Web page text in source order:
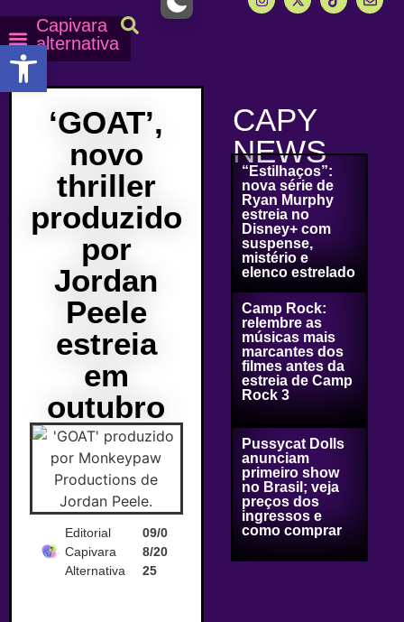
Capivara
alternativa
‘GOAT’,
novo
thriller
produzido
por
Jordan
Peele
estreia
em
outubro
Editorial
Capivara
Alternativa
09/0
8/20
25
CAPY
NEWS
“Estilhaços”:
nova série de
Ryan Murphy
estreia no
Disney+ com
suspense,
mistério e
elenco estrelado
Camp Rock:
relembre as
músicas mais
marcantes dos
filmes antes da
estreia de Camp
Rock 3
Pussycat Dolls
anunciam
primeiro show
no Brasil; veja
preços dos
ingressos e
como comprar
Abrir a barra de ferramentas